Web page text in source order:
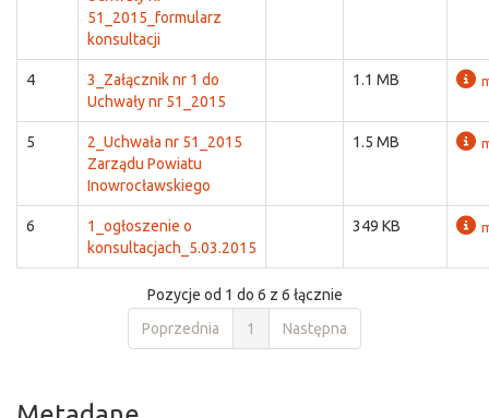
51_2015_formularz
konsultacji
4
3_Załącznik nr 1 do
Uchwały nr 51_2015
1.1 MB
5
2_Uchwała nr 51_2015
Zarządu Powiatu
Inowrocławskiego
1.5 MB
6
1_ogłoszenie o
konsultacjach_5.03.2015
349 KB
Pozycje od 1 do 6 z 6 łącznie
Poprzednia
1 Następna